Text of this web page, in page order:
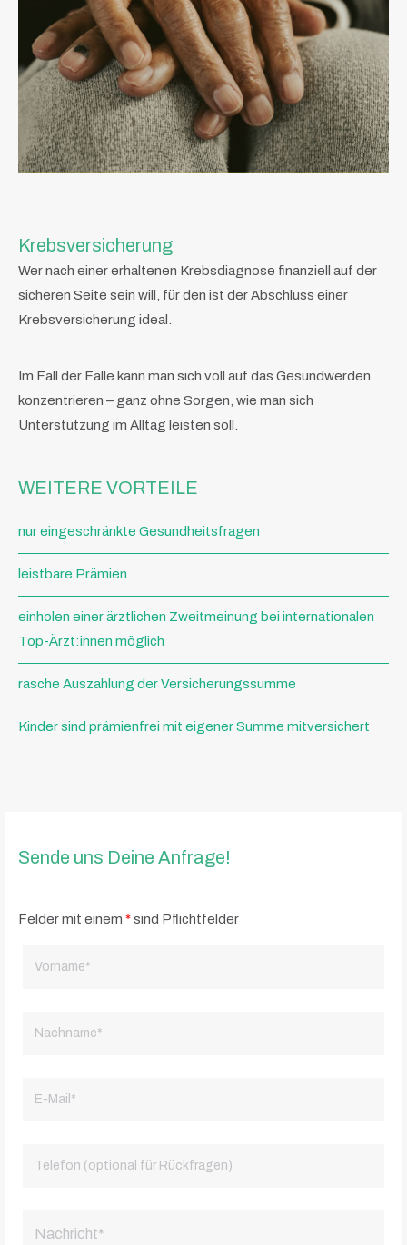
Krebsversicherung
Wer nach einer erhaltenen Krebsdiagnose finanziell auf der
sicheren Seite sein will, für den ist der Abschluss einer
Krebsversicherung ideal.
Im Fall der Fälle kann man sich voll auf das Gesundwerden
konzentrieren – ganz ohne Sorgen, wie man sich
Unterstützung im Alltag leisten soll.
WEITERE VORTEILE
nur eingeschränkte Gesundheitsfragen
leistbare Prämien
einholen einer ärztlichen Zweitmeinung bei internationalen
Top-Ärzt:innen möglich
rasche Auszahlung der Versicherungssumme
Kinder sind prämienfrei mit eigener Summe mitversichert
Sende uns Deine Anfrage!
Felder mit einem *sind Pflichtfelder